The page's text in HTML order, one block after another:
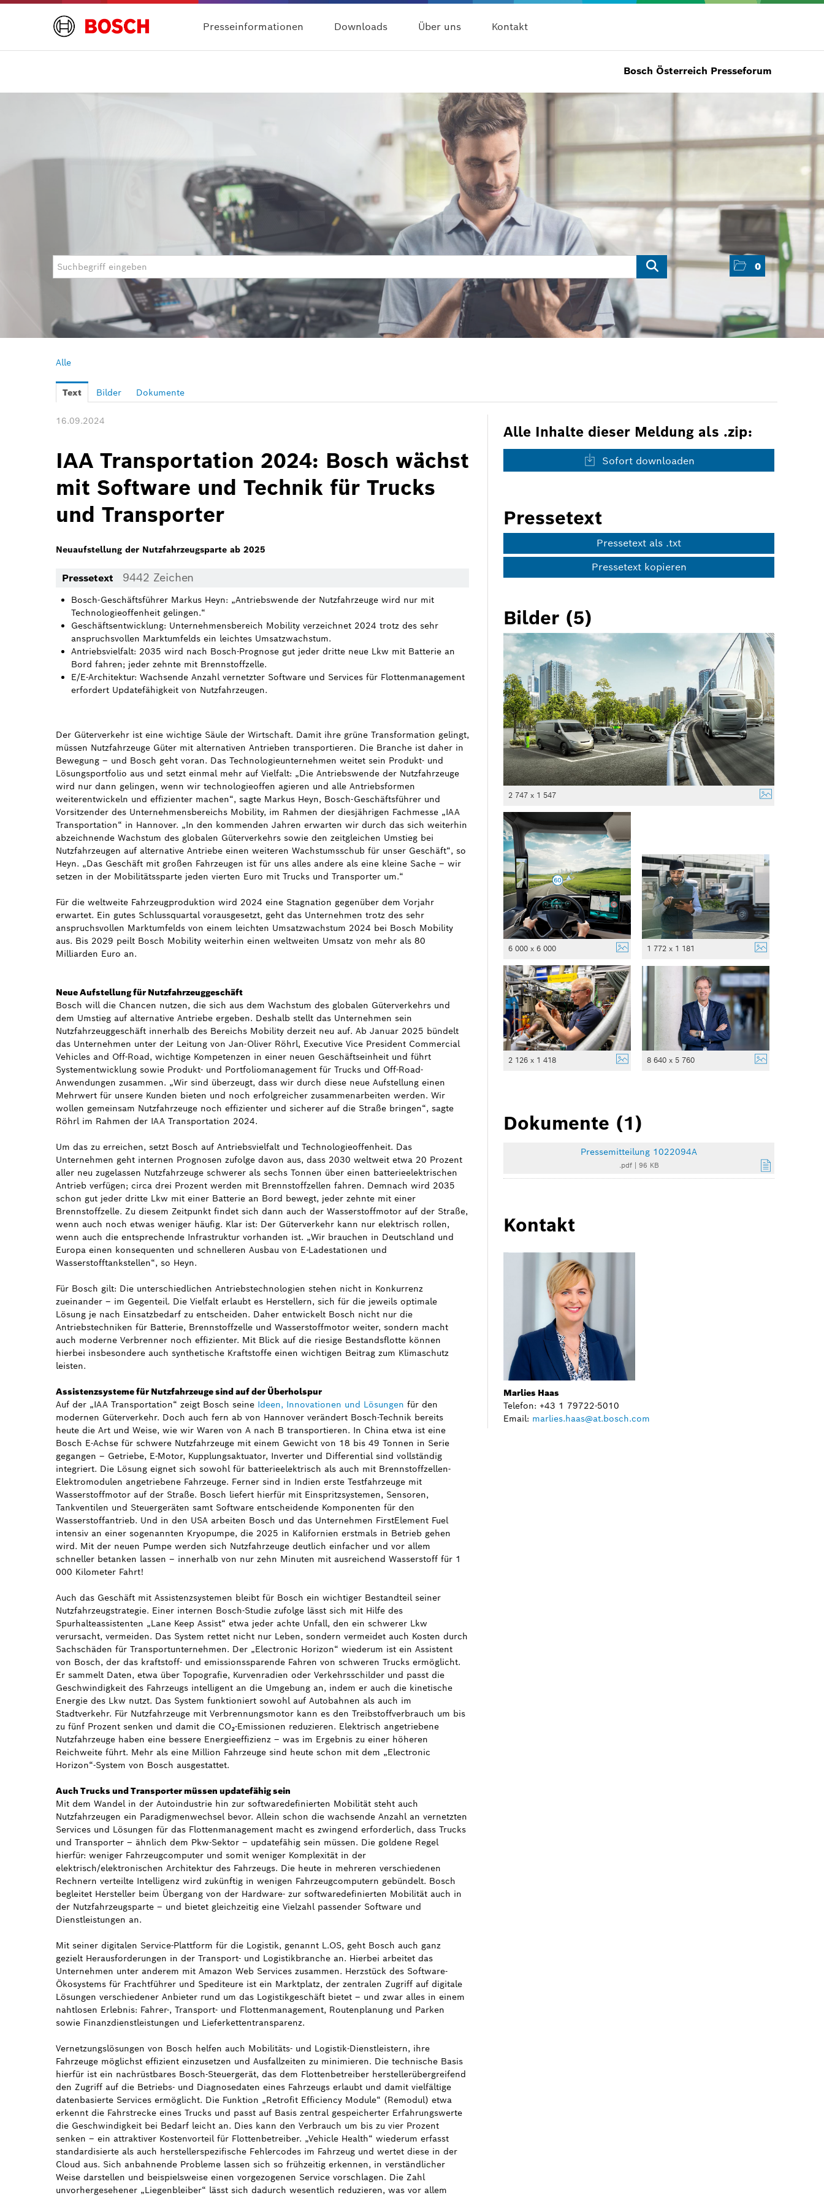
Presseinformationen Downloads Über uns Kontakt
0
Bosch Österreich Presseforum
Alle
Text Bilder Dokumente
16.09.2024
IAA Transportation 2024: Bosch wächst
mit Software und Technik für Trucks
und Transporter
Neuaufstellung der Nutzfahrzeugsparte ab 2025
Pressetext 9442 Zeichen
Bosch-Geschäftsführer Markus Heyn: „Antriebswende der Nutzfahrzeuge wird nur mit
Technologieoffenheit gelingen.“
Geschäftsentwicklung: Unternehmensbereich Mobility verzeichnet 2024 trotz des sehr
anspruchsvollen Marktumfelds ein leichtes Umsatzwachstum.
Antriebsvielfalt: 2035 wird nach Bosch-Prognose gut jeder dritte neue Lkw mit Batterie an
Bord fahren; jeder zehnte mit Brennstoffzelle.
E/E-Architektur: Wachsende Anzahl vernetzter Software und Services für Flottenmanagement
erfordert Updatefähigkeit von Nutzfahrzeugen.
Der Güterverkehr ist eine wichtige Säule der Wirtschaft. Damit ihre grüne Transformation gelingt,
müssen Nutzfahrzeuge Güter mit alternativen Antrieben transportieren. Die Branche ist daher in
Bewegung – und Bosch geht voran. Das Technologieunternehmen weitet sein Produkt- und
Lösungsportfolio aus und setzt einmal mehr auf Vielfalt: „Die Antriebswende der Nutzfahrzeuge
wird nur dann gelingen, wenn wir technologieoffen agieren und alle Antriebsformen
weiterentwickeln und effizienter machen“, sagte Markus Heyn, Bosch-Geschäftsführer und
Vorsitzender des Unternehmensbereichs Mobility, im Rahmen der diesjährigen Fachmesse „IAA
Transportation“ in Hannover. „In den kommenden Jahren erwarten wir durch das sich weiterhin
abzeichnende Wachstum des globalen Güterverkehrs sowie den zeitgleichen Umstieg bei
Nutzfahrzeugen auf alternative Antriebe einen weiteren Wachstumsschub für unser Geschäft“, so
Heyn. „Das Geschäft mit großen Fahrzeugen ist für uns alles andere als eine kleine Sache – wir
setzen in der Mobilitätssparte jeden vierten Euro mit Trucks und Transporter um.“
Für die weltweite Fahrzeugproduktion wird 2024 eine Stagnation gegenüber dem Vorjahr
erwartet. Ein gutes Schlussquartal vorausgesetzt, geht das Unternehmen trotz des sehr
anspruchsvollen Marktumfelds von einem leichten Umsatzwachstum 2024 bei Bosch Mobility
aus. Bis 2029 peilt Bosch Mobility weiterhin einen weltweiten Umsatz von mehr als 80
Milliarden Euro an.
Neue Aufstellung für Nutzfahrzeuggeschäft
Bosch will die Chancen nutzen, die sich aus dem Wachstum des globalen Güterverkehrs und
dem Umstieg auf alternative Antriebe ergeben. Deshalb stellt das Unternehmen sein
Nutzfahrzeuggeschäft innerhalb des Bereichs Mobility derzeit neu auf. Ab Januar 2025 bündelt
das Unternehmen unter der Leitung von Jan-Oliver Röhrl, Executive Vice President Commercial
Vehicles and Off-Road, wichtige Kompetenzen in einer neuen Geschäftseinheit und führt
Systementwicklung sowie Produkt- und Portfoliomanagement für Trucks und Off-Road-
Anwendungen zusammen. „Wir sind überzeugt, dass wir durch diese neue Aufstellung einen
Mehrwert für unsere Kunden bieten und noch erfolgreicher zusammenarbeiten werden. Wir
wollen gemeinsam Nutzfahrzeuge noch effizienter und sicherer auf die Straße bringen“, sagte
Röhrl im Rahmen der IAA Transportation 2024.
Um das zu erreichen, setzt Bosch auf Antriebsvielfalt und Technologieoffenheit. Das
Unternehmen geht internen Prognosen zufolge davon aus, dass 2030 weltweit etwa 20 Prozent
aller neu zugelassen Nutzfahrzeuge schwerer als sechs Tonnen über einen batterieelektrischen
Antrieb verfügen; circa drei Prozent werden mit Brennstoffzellen fahren. Demnach wird 2035
schon gut jeder dritte Lkw mit einer Batterie an Bord bewegt, jeder zehnte mit einer
Brennstoffzelle. Zu diesem Zeitpunkt findet sich dann auch der Wasserstoffmotor auf der Straße,
wenn auch noch etwas weniger häufig. Klar ist: Der Güterverkehr kann nur elektrisch rollen,
wenn auch die entsprechende Infrastruktur vorhanden ist. „Wir brauchen in Deutschland und
Europa einen konsequenten und schnelleren Ausbau von E-Ladestationen und
Wasserstofftankstellen“, so Heyn.
Für Bosch gilt: Die unterschiedlichen Antriebstechnologien stehen nicht in Konkurrenz
zueinander – im Gegenteil. Die Vielfalt erlaubt es Herstellern, sich für die jeweils optimale
Lösung je nach Einsatzbedarf zu entscheiden. Daher entwickelt Bosch nicht nur die
Antriebstechniken für Batterie, Brennstoffzelle und Wasserstoffmotor weiter, sondern macht
auch moderne Verbrenner noch effizienter. Mit Blick auf die riesige Bestandsflotte können
hierbei insbesondere auch synthetische Kraftstoffe einen wichtigen Beitrag zum Klimaschutz
leisten.
Assistenzsysteme für Nutzfahrzeuge sind auf der Überholspur
Auf der „IAA Transportation“ zeigt Bosch seine Ideen, Innovationen und Lösungen für den
modernen Güterverkehr. Doch auch fern ab von Hannover verändert Bosch-Technik bereits
heute die Art und Weise, wie wir Waren von A nach B transportieren. In China etwa ist eine
Bosch E-Achse für schwere Nutzfahrzeuge mit einem Gewicht von 18 bis 49 Tonnen in Serie
gegangen – Getriebe, E-Motor, Kupplungsaktuator, Inverter und Differential sind vollständig
integriert. Die Lösung eignet sich sowohl für batterieelektrisch als auch mit Brennstoffzellen-
Elektromodulen angetriebene Fahrzeuge. Ferner sind in Indien erste Testfahrzeuge mit
Wasserstoffmotor auf der Straße. Bosch liefert hierfür mit Einspritzsystemen, Sensoren,
Tankventilen und Steuergeräten samt Software entscheidende Komponenten für den
Wasserstoffantrieb. Und in den USA arbeiten Bosch und das Unternehmen FirstElement Fuel
intensiv an einer sogenannten Kryopumpe, die 2025 in Kalifornien erstmals in Betrieb gehen
wird. Mit der neuen Pumpe werden sich Nutzfahrzeuge deutlich einfacher und vor allem
schneller betanken lassen – innerhalb von nur zehn Minuten mit ausreichend Wasserstoff für 1
000 Kilometer Fahrt!
Auch das Geschäft mit Assistenzsystemen bleibt für Bosch ein wichtiger Bestandteil seiner
Nutzfahrzeugstrategie. Einer internen Bosch-Studie zufolge lässt sich mit Hilfe des
Spurhalteassistenten „Lane Keep Assist“ etwa jeder achte Unfall, den ein schwerer Lkw
verursacht, vermeiden. Das System rettet nicht nur Leben, sondern vermeidet auch Kosten durch
Sachschäden für Transportunternehmen. Der „Electronic Horizon“ wiederum ist ein Assistent
von Bosch, der das kraftstoff- und emissionssparende Fahren von schweren Trucks ermöglicht.
Er sammelt Daten, etwa über Topografie, Kurvenradien oder Verkehrsschilder und passt die
Geschwindigkeit des Fahrzeugs intelligent an die Umgebung an, indem er auch die kinetische
Energie des Lkw nutzt. Das System funktioniert sowohl auf Autobahnen als auch im
Stadtverkehr. Für Nutzfahrzeuge mit Verbrennungsmotor kann es den Treibstoffverbrauch um bis
zu fünf Prozent senken und damit die CO₂-Emissionen reduzieren. Elektrisch angetriebene
Nutzfahrzeuge haben eine bessere Energieeffizienz – was im Ergebnis zu einer höheren
Reichweite führt. Mehr als eine Million Fahrzeuge sind heute schon mit dem „Electronic
Horizon“-System von Bosch ausgestattet.
Auch Trucks und Transporter müssen updatefähig sein
Mit dem Wandel in der Autoindustrie hin zur softwaredefinierten Mobilität steht auch
Nutzfahrzeugen ein Paradigmenwechsel bevor. Allein schon die wachsende Anzahl an vernetzten
Services und Lösungen für das Flottenmanagement macht es zwingend erforderlich, dass Trucks
und Transporter – ähnlich dem Pkw-Sektor – updatefähig sein müssen. Die goldene Regel
hierfür: weniger Fahrzeugcomputer und somit weniger Komplexität in der
elektrisch/elektronischen Architektur des Fahrzeugs. Die heute in mehreren verschiedenen
Rechnern verteilte Intelligenz wird zukünftig in wenigen Fahrzeugcomputern gebündelt. Bosch
begleitet Hersteller beim Übergang von der Hardware- zur softwaredefinierten Mobilität auch in
der Nutzfahrzeugsparte – und bietet gleichzeitig eine Vielzahl passender Software und
Dienstleistungen an.
Mit seiner digitalen Service-Plattform für die Logistik, genannt L.OS, geht Bosch auch ganz
gezielt Herausforderungen in der Transport- und Logistikbranche an. Hierbei arbeitet das
Unternehmen unter anderem mit Amazon Web Services zusammen. Herzstück des Software-
Ökosystems für Frachtführer und Spediteure ist ein Marktplatz, der zentralen Zugriff auf digitale
Lösungen verschiedener Anbieter rund um das Logistikgeschäft bietet – und zwar alles in einem
nahtlosen Erlebnis: Fahrer-, Transport- und Flottenmanagement, Routenplanung und Parken
sowie Finanzdienstleistungen und Lieferkettentransparenz.
Vernetzungslösungen von Bosch helfen auch Mobilitäts- und Logistik-Dienstleistern, ihre
Fahrzeuge möglichst effizient einzusetzen und Ausfallzeiten zu minimieren. Die technische Basis
hierfür ist ein nachrüstbares Bosch-Steuergerät, das dem Flottenbetreiber herstellerübergreifend
den Zugriff auf die Betriebs- und Diagnosedaten eines Fahrzeugs erlaubt und damit vielfältige
datenbasierte Services ermöglicht. Die Funktion „Retrofit Efficiency Module“ (Remodul) etwa
erkennt die Fahrstrecke eines Trucks und passt auf Basis zentral gespeicherter Erfahrungswerte
die Geschwindigkeit bei Bedarf leicht an. Dies kann den Verbrauch um bis zu vier Prozent
senken – ein attraktiver Kostenvorteil für Flottenbetreiber. „Vehicle Health“ wiederum erfasst
standardisierte als auch herstellerspezifische Fehlercodes im Fahrzeug und wertet diese in der
Cloud aus. Sich anbahnende Probleme lassen sich so frühzeitig erkennen, in verständlicher
Weise darstellen und beispielsweise einen vorgezogenen Service vorschlagen. Die Zahl
unvorhergesehener „Liegenbleiber“ lässt sich dadurch wesentlich reduzieren, was vor allem
Alle Inhalte dieser Meldung als .zip:
Sofort downloaden
Pressetext
Pressetext als .txt
Pressetext kopieren
Bilder (5)
2 747 x 1 547
6 000 x 6 000 1 772 x 1 181
2 126 x 1 418 8 640 x 5 760
Dokumente (1)
Pressemitteilung 1022094A
.pdf| 96 KB
Kontakt
Marlies Haas
Telefon: +43 1 79722-5010
Email: marlies.haas@at.bosch.com